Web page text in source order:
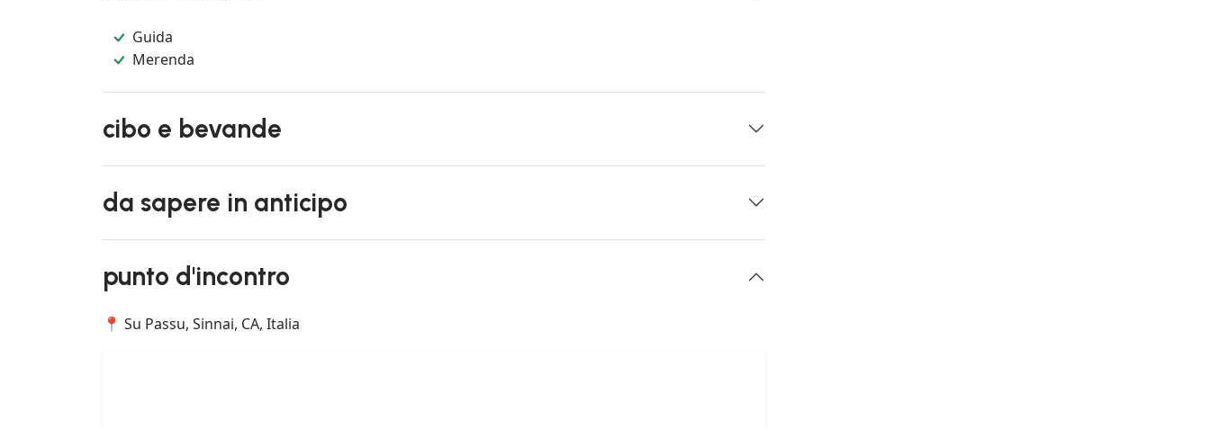
Guida
Merenda
cibo e bevande
da sapere in anticipo
punto d'incontro
📍 Su Passu, Sinnai, CA, Italia